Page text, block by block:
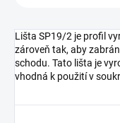
Lišta SP19/2 je profil
zároveň tak, aby
schodu. Tato lišta je
vhodná k použití v